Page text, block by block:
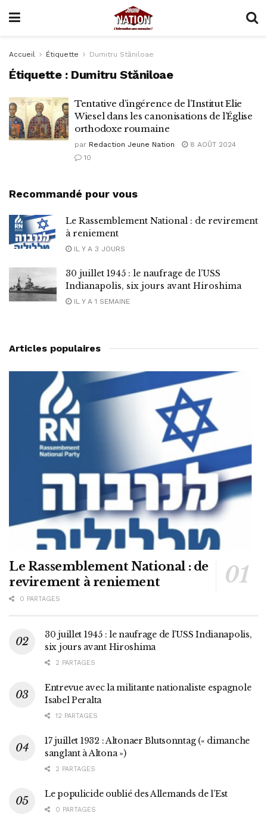
Accueil Étiquette Dumitru Stăniloae
Étiquette : Dumitru Stăniloae
Tentative d’ingérence de l’Institut Elie
Wiesel dans les canonisations de l’Église
orthodoxe roumaine
par Redaction Jeune Nation
8 AOÛT 2024
10
Recommandé pour vous
Le Rassemblement National : de revirement
à reniement
IL Y A 3 JOURS
30 juillet 1945 : le naufrage de l’USS
Indianapolis, six jours avant Hiroshima
IL Y A 1 SEMAINE
Articles populaires
Le Rassemblement National : de
revirement à reniement
0 PARTAGES
30 juillet 1945 : le naufrage de l’USS Indianapolis,
six jours avant Hiroshima
2 PARTAGES
Entrevue avec la militante nationaliste espagnole
Isabel Peralta
12 PARTAGES
17 juillet 1932 : Altonaer Blutsonntag (« dimanche
sanglant à Altona »)
2 PARTAGES
Le populicide oublié des Allemands de l’Est
0 PARTAGES